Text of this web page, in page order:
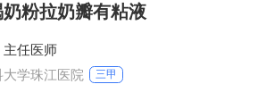
（3740℃）的奶瓶，或在奶粉中
合，降低味道差异感。 喂养方
瓶喂养易让宝宝混淆，可尝试
粉拉奶瓣有粘液
主任医师
学珠江医院
三甲